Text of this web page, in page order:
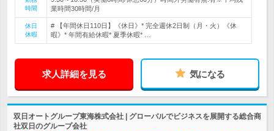
時間
業時間30時間/月
休日
休暇
# 【年間休日110日】《休日》* 完全週休2日制（月・火）《休
暇》* 年間有給休暇* 夏季休暇* …
求人詳細を見る 気になる
双日オートグループ東海株式会社 | グローバルでビジネスを展開する総合商
社双日のグループ会社